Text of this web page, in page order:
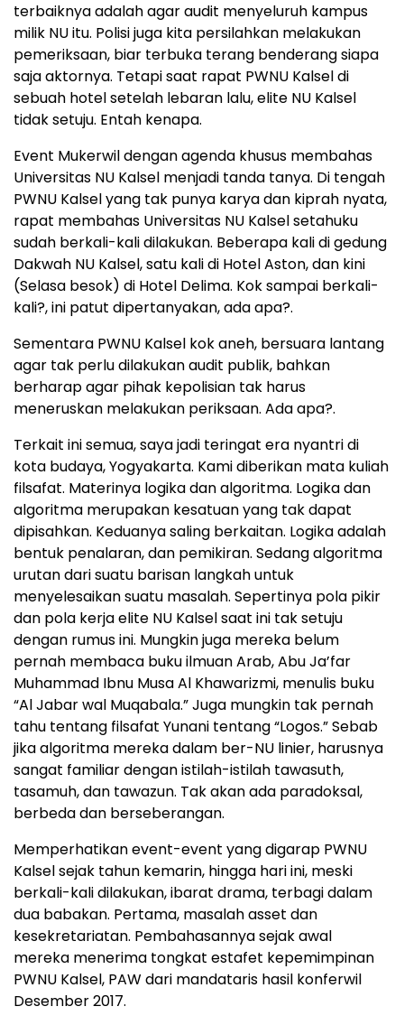
terbaiknya adalah agar audit menyeluruh kampus
milik NU itu. Polisi juga kita persilahkan melakukan
pemeriksaan, biar terbuka terang benderang siapa
saja aktornya. Tetapi saat rapat PWNU Kalsel di
sebuah hotel setelah lebaran lalu, elite NU Kalsel
tidak setuju. Entah kenapa.
Event Mukerwil dengan agenda khusus membahas
Universitas NU Kalsel menjadi tanda tanya. Di tengah
PWNU Kalsel yang tak punya karya dan kiprah nyata,
rapat membahas Universitas NU Kalsel setahuku
sudah berkali-kali dilakukan. Beberapa kali di gedung
Dakwah NU Kalsel, satu kali di Hotel Aston, dan kini
(Selasa besok) di Hotel Delima. Kok sampai berkali-
kali?, ini patut dipertanyakan, ada apa?.
Sementara PWNU Kalsel kok aneh, bersuara lantang
agar tak perlu dilakukan audit publik, bahkan
berharap agar pihak kepolisian tak harus
meneruskan melakukan periksaan. Ada apa?.
Terkait ini semua, saya jadi teringat era nyantri di
kota budaya, Yogyakarta. Kami diberikan mata kuliah
filsafat. Materinya logika dan algoritma. Logika dan
algoritma merupakan kesatuan yang tak dapat
dipisahkan. Keduanya saling berkaitan. Logika adalah
bentuk penalaran, dan pemikiran. Sedang algoritma
urutan dari suatu barisan langkah untuk
menyelesaikan suatu masalah. Sepertinya pola pikir
dan pola kerja elite NU Kalsel saat ini tak setuju
dengan rumus ini. Mungkin juga mereka belum
pernah membaca buku ilmuan Arab, Abu Ja’far
Muhammad Ibnu Musa Al Khawarizmi, menulis buku
“Al Jabar wal Muqabala.” Juga mungkin tak pernah
tahu tentang filsafat Yunani tentang “Logos.” Sebab
jika algoritma mereka dalam ber-NU linier, harusnya
sangat familiar dengan istilah-istilah tawasuth,
tasamuh, dan tawazun. Tak akan ada paradoksal,
berbeda dan berseberangan.
Memperhatikan event-event yang digarap PWNU
Kalsel sejak tahun kemarin, hingga hari ini, meski
berkali-kali dilakukan, ibarat drama, terbagi dalam
dua babakan. Pertama, masalah asset dan
kesekretariatan. Pembahasannya sejak awal
mereka menerima tongkat estafet kepemimpinan
PWNU Kalsel, PAW dari mandataris hasil konferwil
Desember 2017.